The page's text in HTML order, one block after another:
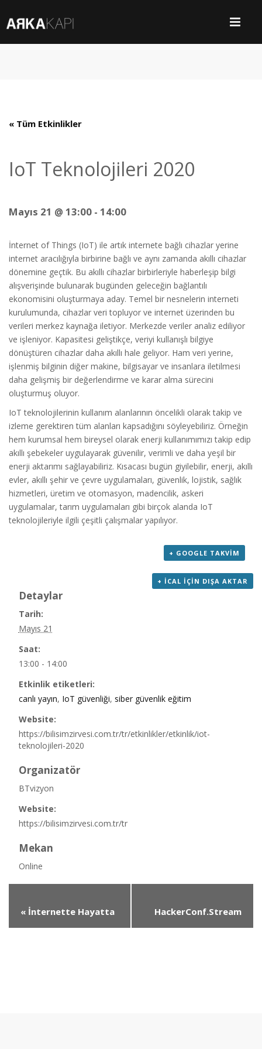
« Tüm Etkinlikler
IoT Teknolojileri 2020
Mayıs 21 @ 13:00 - 14:00
İnternet of Things (IoT) ile artık internete bağlı cihazlar yerine
internet aracılığıyla birbirine bağlı ve aynı zamanda akıllı cihazlar
dönemine geçtik. Bu akıllı cihazlar birbirleriyle haberleşip bilgi
alışverişinde bulunarak bugünden geleceğin bağlantılı
ekonomisini oluşturmaya aday. Temel bir nesnelerin interneti
kurulumunda, cihazlar veri topluyor ve internet üzerinden bu
verileri merkez kaynağa iletiyor. Merkezde veriler analiz ediliyor
ve işleniyor. Kapasitesi geliştikçe, veriyi kullanışlı bilgiye
dönüştüren cihazlar daha akıllı hale geliyor. Ham veri yerine,
işlenmiş bilginin diğer makine, bilgisayar ve insanlara iletilmesi
daha gelişmiş bir değerlendirme ve karar alma sürecini
oluşturmuş oluyor.
IoT teknolojilerinin kullanım alanlarının öncelikli olarak takip ve
izleme gerektiren tüm alanları kapsadığını söyleyebiliriz. Örneğin
hem kurumsal hem bireysel olarak enerji kullanımımızı takip edip
akıllı şebekeler uygulayarak güvenilir, verimli ve daha yeşil bir
enerji aktarımı sağlayabiliriz. Kısacası bugün giyilebilir, enerji, akıllı
evler, akıllı şehir ve çevre uygulamaları, güvenlik, lojistik, sağlık
hizmetleri, üretim ve otomasyon, madencilik, askeri
uygulamalar, tarım uygulamaları gibi birçok alanda IoT
teknolojileriyle ilgili çeşitli çalışmalar yapılıyor.
+ GOOGLE TAKVIM
+ ICAL IÇIN DIŞA AKTAR
Detaylar
Tarih:
Mayıs 21
Saat:
13:00 - 14:00
Etkinlik etiketleri:
canlı yayın, IoT güvenliği, siber güvenlik eğitim
Website:
https://bilisimzirvesi.com.tr/tr/etkinlikler/etkinlik/iot-
teknolojileri-2020
Organizatör
BTvizyon
Website:
https://bilisimzirvesi.com.tr/tr
Mekan
Online
« İnternette Hayatta HackerConf.Stream